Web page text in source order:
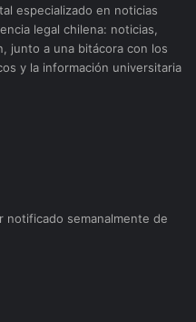
especializado en noticias
legal chilena: noticias,
junto a una bitácora con los
y la información universitaria
notificado semanalmente de